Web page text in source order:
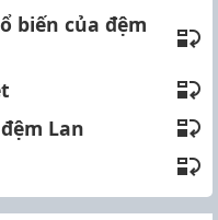
biến của đệm
Lan